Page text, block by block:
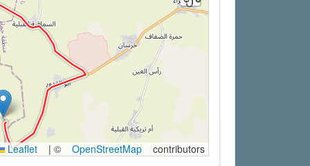
Leaflet | © OpenStreetMap contributors